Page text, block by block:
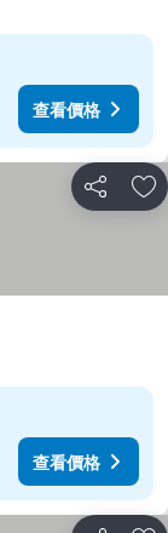
查看價格
分享 加
查看價格